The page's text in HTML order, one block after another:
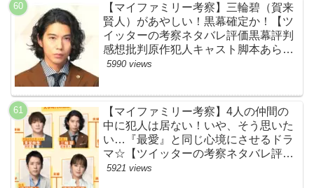
【マイファミリー考察】三輪碧（賀来
賢人）があやしい！黒幕確定か！【ツ
イッターの考察ネタバレ評価黒幕評判
感想批判原作犯人キャスト脚本あらす
じ伏線まとめ】
5990 views
【マイファミリー考察】4人の仲間の
中に犯人は居ない！いや、そう思いた
い…『最愛』と同じ心境にさせるドラ
マ☆【ツイッターの考察ネタバレ評価
黒幕評判感想批判原作犯人キャスト脚
5921 views